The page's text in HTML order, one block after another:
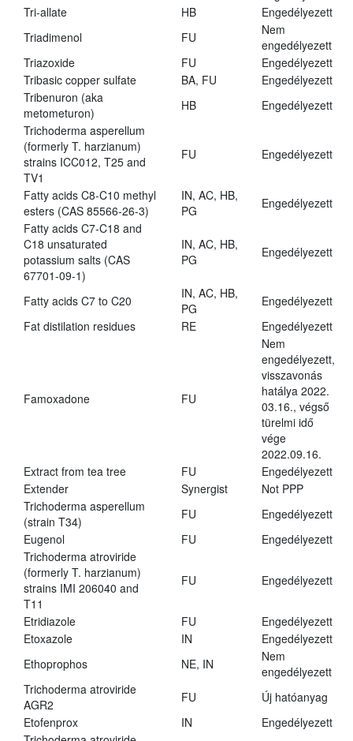
Tri-allate
HB
Engedélyezett
Triadimenol
FU
Nem
engedélyezett
Triazoxide
FU
Engedélyezett
Tribasic copper sulfate
BA, FU
Engedélyezett
Tribenuron (aka
metometuron)
HB
Engedélyezett
Trichoderma asperellum
(formerly T. harzianum)
strains ICC012, T25 and
TV1
FU Engedélyezett
Fatty acids C8-C10 methyl
esters (CAS 85566-26-3)
IN, AC, HB,
PG
Engedélyezett
Fatty acids C7-C18 and
C18 unsaturated
potassium salts (CAS
67701-09-1)
IN, AC, HB,
PG
Engedélyezett
Fatty acids C7 to C20
IN, AC, HB,
PG
Engedélyezett
Fat distilation residues
RE Engedélyezett
Famoxadone FU
Nem
engedélyezett,
visszavonás
hatálya 2022.
03.16., végső
türelmi idő
vége
2022.09.16.
Extract from tea tree
FU
Engedélyezett
Extender
Synergist
Not PPP
Trichoderma asperellum
(strain T34)
FU
Engedélyezett
Eugenol
FU
Engedélyezett
Trichoderma atroviride
(formerly T. harzianum)
strains IMI 206040 and
T11
FU Engedélyezett
Etridiazole FU
Engedélyezett
Etoxazole
IN
Engedélyezett
Ethoprophos
NE, IN
Nem
engedélyezett
Trichoderma atroviride
AGR2
FU
Új hatóanyag
Etofenprox
IN
Engedélyezett